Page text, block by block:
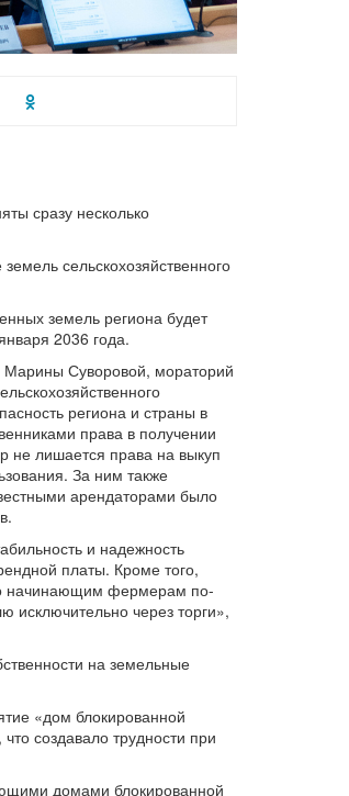
сразу несколько
сельскохозяйственного
земель региона будет
2036 года.
Марины Суворовой, мораторий
региона и страны в
права в получении
не лишается права на выкуп
За ним также
арендаторами было
и надежность
платы. Кроме того,
начинающим фермерам по-
исключительно через торги»,
на земельные
«дом блокированной
создавало трудности при
домами блокированной